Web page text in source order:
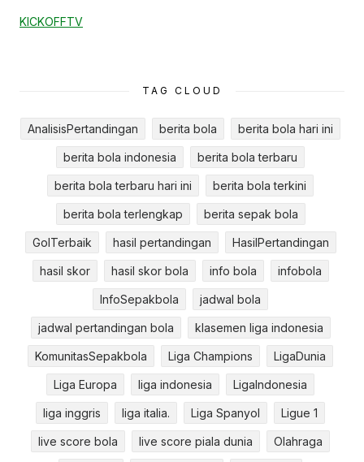
KICKOFFTV
TAG CLOUD
AnalisisPertandingan berita bola berita bola hari ini
berita bola indonesia berita bola terbaru
berita bola terbaru hari ini berita bola terkini
berita bola terlengkap berita sepak bola
GolTerbaik hasil pertandingan HasilPertandingan
hasil skor hasil skor bola info bola infobola
InfoSepakbola jadwal bola
jadwal pertandingan bola klasemen liga indonesia
KomunitasSepakbola Liga Champions LigaDunia
Liga Europa liga indonesia LigaIndonesia
liga inggris liga italia. Liga Spanyol Ligue 1
live score bola live score piala dunia Olahraga